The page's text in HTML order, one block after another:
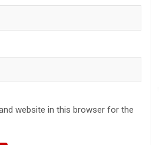
website in this browser for the